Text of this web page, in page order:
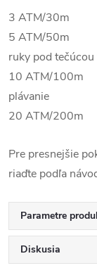
3 ATM/30m
5 ATM/50m
ruky pod
10 ATM/100m
plávanie
20 ATM/200m
Pre presnejšie
riaďte podľa
Parametre
Diskusia